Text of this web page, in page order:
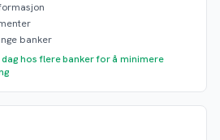
banker
dag hos flere banker for å minimere